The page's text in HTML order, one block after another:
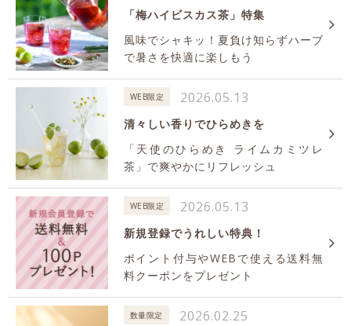
「梅ハイビスカス茶」特集
風味でシャキッ！夏負け知らずハーブ
で暑さを快適に楽しもう
WEB限定 2026.05.13
清々しい香りでひらめきを
「天使のひらめき ライムカミツレ
茶」で爽やかにリフレッシュ
WEB限定 2026.05.13
新規登録でうれしい特典！
ポイント付与やWEBで使える送料無
料クーポンをプレゼント
数量限定 2026.02.25